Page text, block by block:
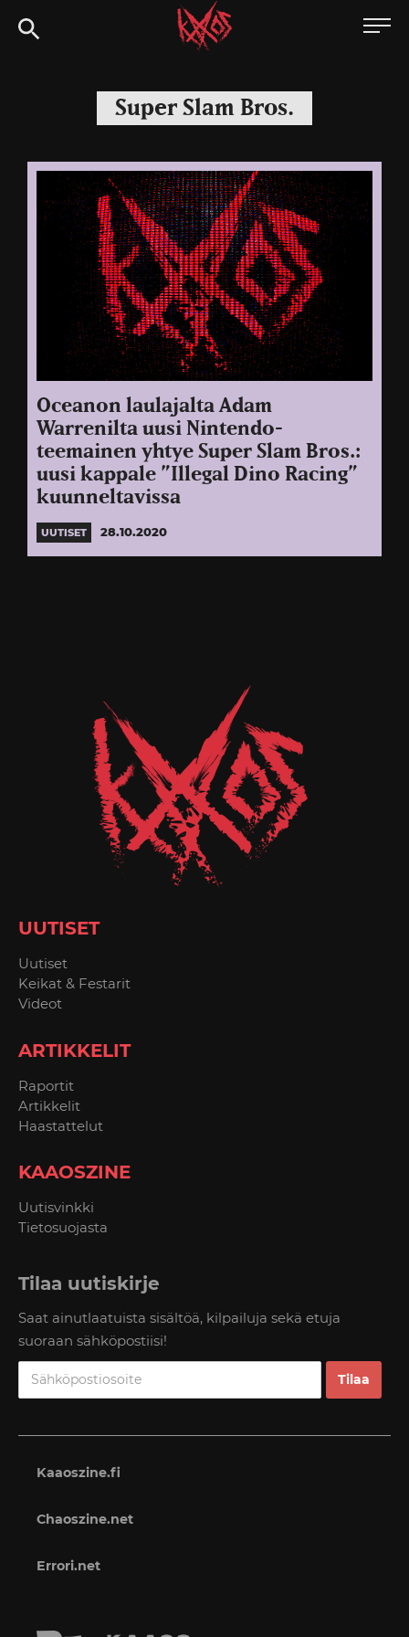
Siirry
suoraan
Kaaoszine
Super Slam Bros.
Oceanon laulajalta Adam
Warrenilta uusi Nintendo-
teemainen yhtye Super Slam Bros.:
uusi kappale ”Illegal Dino Racing”
kuunneltavissa
UUTISET 28.10.2020
UUTISET
Uutiset
Keikat & Festarit
Videot
ARTIKKELIT
Raportit
Artikkelit
Haastattelut
KAAOSZINE
Uutisvinkki
Tietosuojasta
Tilaa uutiskirje
Saat ainutlaatuista sisältöä, kilpailuja sekä etuja
suoraan sähköpostiisi!
Kaaoszine.fi
Chaoszine.net
Errori.net